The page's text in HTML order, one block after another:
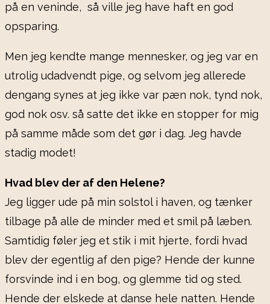
på en veninde, så ville jeg have haft en god
opsparing.
Men jeg kendte mange mennesker, og jeg var en
utrolig udadvendt pige, og selvom jeg allerede
dengang synes at jeg ikke var pæn nok, tynd nok,
god nok osv. så satte det ikke en stopper for mig
på samme måde som det gør i dag. Jeg havde
stadig modet!
Hvad blev der af den Helene?
Jeg ligger ude på min solstol i haven, og tænker
tilbage på alle de minder med et smil på læben.
Samtidig føler jeg et stik i mit hjerte, fordi hvad
blev der egentlig af den pige? Hende der kunne
forsvinde ind i en bog, og glemme tid og sted.
Hende der elskede at danse hele natten. Hende